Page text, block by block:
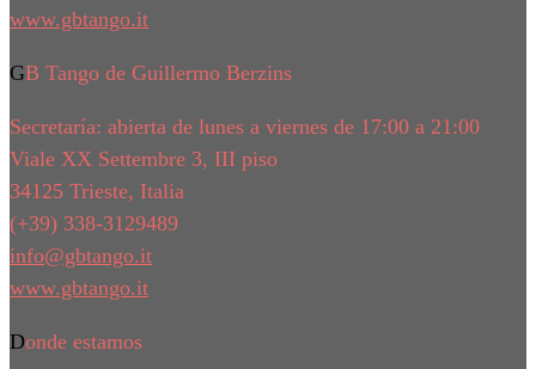
www.gbtango.it
GB Tango de Guillermo Berzins
Secretaría: abierta de lunes a viernes de 17:00 a 21:00
Viale XX Settembre 3, III piso
34125 Trieste, Italia
(+39) 338-3129489
info@gbtango.it
www.gbtango.it
Donde estamos